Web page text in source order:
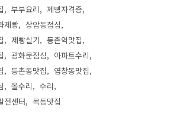
부부요리
제빵자격증
제빵
상암동점심
제빵실기
등촌역맛집
광화문점심
아파트수리
등촌동맛집
염창동맛집
올수리
수리
전센터
목동맛집